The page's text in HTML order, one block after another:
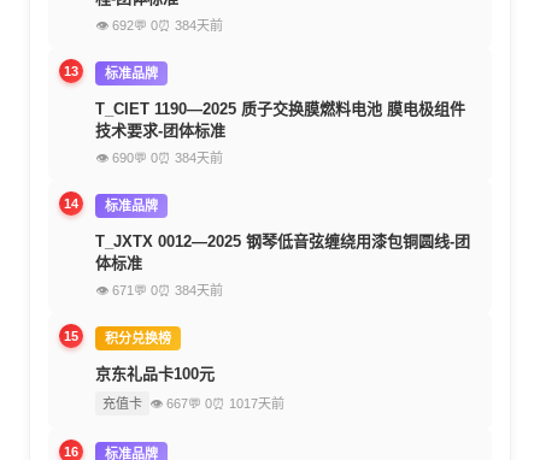
👁 692💬 0⏰ 384天前
13 标准品牌
T_CIET 1190—2025 质子交换膜燃料电池 膜电极组件
技术要求-团体标准
👁 690💬 0⏰ 384天前
14 标准品牌
T_JXTX 0012—2025 钢琴低音弦缠绕用漆包铜圆线-团
体标准
👁 671 💬 0⏰ 384天前
15 积分兑换榜
京东礼品卡100元
充值卡 👁 667💬 0⏰ 1017天前
16 标准品牌